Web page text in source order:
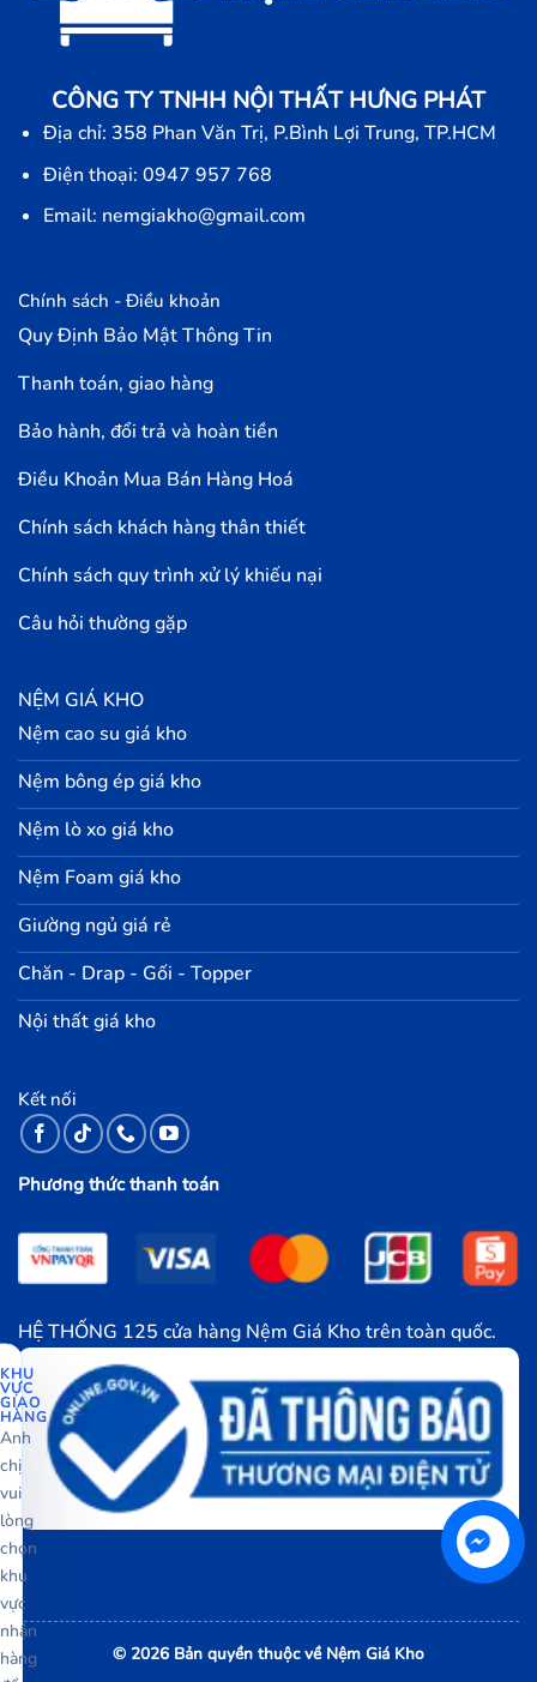
CÔNG TY TNHH NỘI THẤT HƯNG PHÁT
Địa chỉ: 358 Phan Văn Trị, P.Bình Lợi Trung, TP.HCM
Điện thoại: 0947 957 768
Email: nemgiakho@gmail.com
Chính sách - Điều khoản
Quy Định Bảo Mật Thông Tin
Thanh toán, giao hàng
Bảo hành, đổi trả và hoàn tiền
Điều Khoản Mua Bán Hàng Hoá
Chính sách khách hàng thân thiết
Chính sách quy trình xử lý khiếu nại
Câu hỏi thường gặp
NỆM GIÁ KHO
Nệm cao su giá kho
Nệm bông ép giá kho
Nệm lò xo giá kho
Nệm Foam giá kho
Giường ngủ giá rẻ
Chăn - Drap - Gối - Topper
Nội thất giá kho
Kết nối
Phương thức thanh toán
HỆ THỐNG 125 cửa hàng Nệm Giá Kho trên toàn quốc.
© 2026 Bản quyền thuộc về Nệm Giá Kho
KHU
VỰC
GIAO
HÀNG
Anh
chị
vui
lòng
chọn
khu
vực
nhận
hàng